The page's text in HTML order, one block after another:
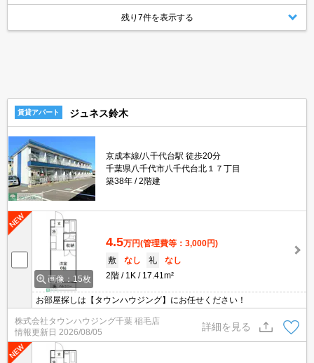
残り7件を表示する
賃貸アパート ジュネス鈴木
京成本線/八千代台駅 徒歩20分
千葉県八千代市八千代台北１７丁目
築38年
2階建
画像：15枚
4.5万円(管理費等：3,000円)
敷
なし 礼
なし
2階
1K 17.41m²
お部屋探しは【タウンハウジング】にお任せください！
株式会社タウンハウジング千葉 稲毛店
情報更新日 2026/08/05
詳細を見る